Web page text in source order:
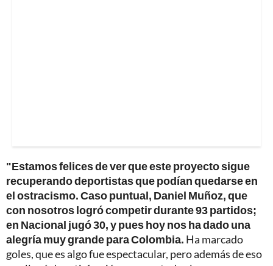
"Estamos felices de ver que este proyecto sigue
recuperando deportistas que podían quedarse en
el ostracismo. Caso puntual, Daniel Muñoz, que
con nosotros logró competir durante 93 partidos;
en Nacional jugó 30, y pues hoy nos ha dado una
alegría muy grande para Colombia. Ha marcado
goles, que es algo fue espectacular, pero además de eso